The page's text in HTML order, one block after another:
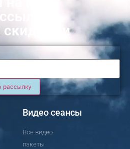
с
скидками
Видео сеансы
Все видео
пакеты